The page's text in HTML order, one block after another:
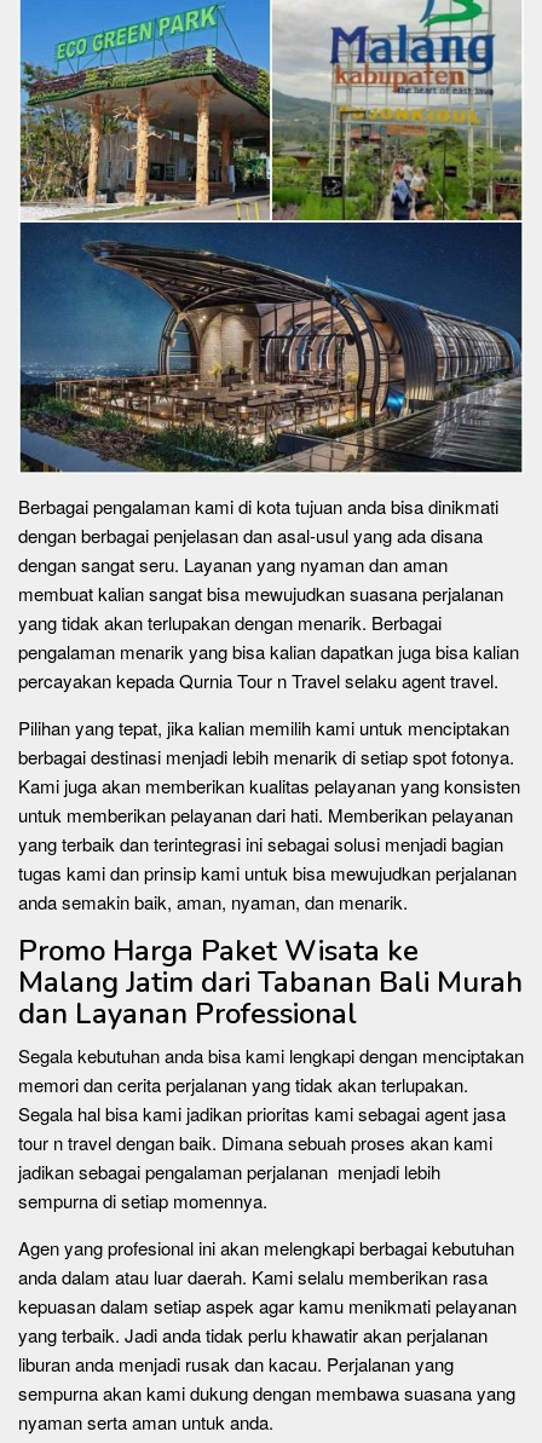
Berbagai pengalaman kami di kota tujuan anda bisa dinikmati
dengan berbagai penjelasan dan asal-usul yang ada disana
dengan sangat seru. Layanan yang nyaman dan aman
membuat kalian sangat bisa mewujudkan suasana perjalanan
yang tidak akan terlupakan dengan menarik. Berbagai
pengalaman menarik yang bisa kalian dapatkan juga bisa kalian
percayakan kepada Qurnia Tour n Travel selaku agent travel.
Pilihan yang tepat, jika kalian memilih kami untuk menciptakan
berbagai destinasi menjadi lebih menarik di setiap spot fotonya.
Kami juga akan memberikan kualitas pelayanan yang konsisten
untuk memberikan pelayanan dari hati. Memberikan pelayanan
yang terbaik dan terintegrasi ini sebagai solusi menjadi bagian
tugas kami dan prinsip kami untuk bisa mewujudkan perjalanan
anda semakin baik, aman, nyaman, dan menarik.
Promo Harga Paket Wisata ke
Malang Jatim dari Tabanan Bali Murah
dan Layanan Professional
Segala kebutuhan anda bisa kami lengkapi dengan menciptakan
memori dan cerita perjalanan yang tidak akan terlupakan.
Segala hal bisa kami jadikan prioritas kami sebagai agent jasa
tour n travel dengan baik. Dimana sebuah proses akan kami
jadikan sebagai pengalaman perjalanan menjadi lebih
sempurna di setiap momennya.
Agen yang profesional ini akan melengkapi berbagai kebutuhan
anda dalam atau luar daerah. Kami selalu memberikan rasa
kepuasan dalam setiap aspek agar kamu menikmati pelayanan
yang terbaik. Jadi anda tidak perlu khawatir akan perjalanan
liburan anda menjadi rusak dan kacau. Perjalanan yang
sempurna akan kami dukung dengan membawa suasana yang
nyaman serta aman untuk anda.